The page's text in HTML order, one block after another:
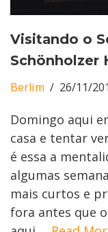
Visitando o
Schönholzer
Berlim 26/11/
Domingo aqui
casa e tentar
é essa a
algumas
mais curtos e
fora antes que